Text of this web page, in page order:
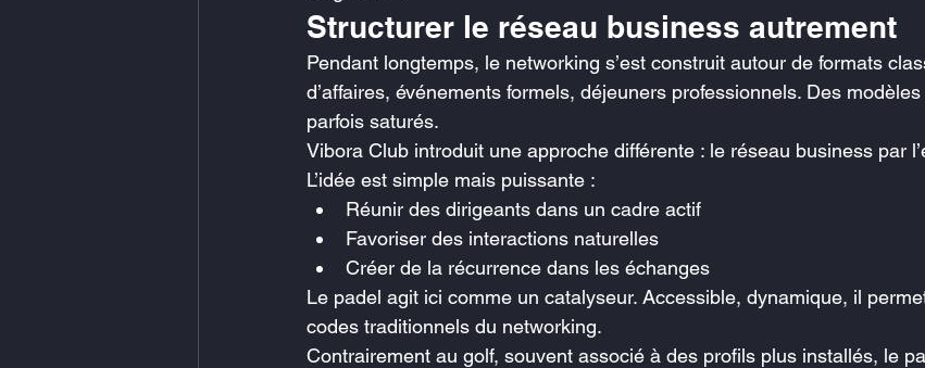
Structurer le réseau business autrement
Pendant longtemps, le networking s’est construit autour de formats
d’affaires, événements formels, déjeuners professionnels. Des
parfois saturés.
Vibora Club introduit une approche différente : le réseau business par
L’idée est simple mais puissante :
Réunir des dirigeants dans un cadre actif
Favoriser des interactions naturelles
Créer de la récurrence dans les échanges
Le padel agit ici comme un catalyseur. Accessible, dynamique, il
codes traditionnels du networking.
Contrairement au golf, souvent associé à des profils plus installés, le